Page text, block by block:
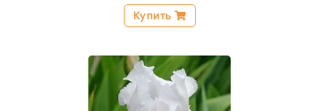
Купить